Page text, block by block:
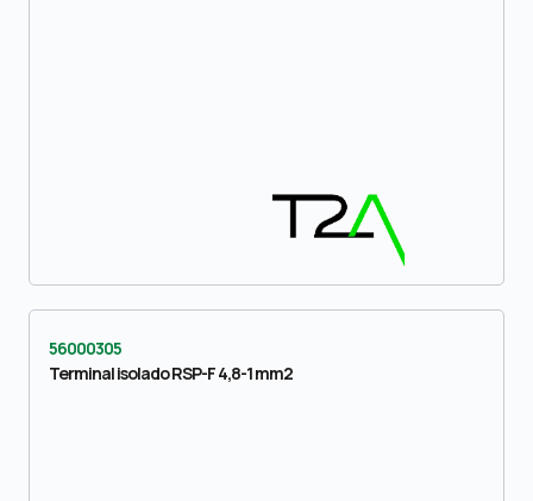
56000305
Terminal isolado RSP-F 4,8-1 mm2